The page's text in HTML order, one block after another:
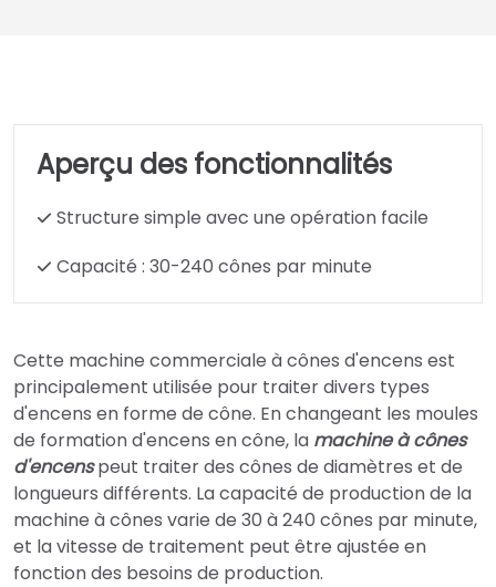
Aperçu des fonctionnalités
Structure simple avec une opération facile
Capacité : 30-240 cônes par minute
Cette machine commerciale à cônes d'encens est
principalement utilisée pour traiter divers types
d'encens en forme de cône. En changeant les moules
de formation d'encens en cône, la machine à cônes
d'encenspeut traiter des cônes de diamètres et de
longueurs différents. La capacité de production de la
machine à cônes varie de 30 à 240 cônes par minute,
et la vitesse de traitement peut être ajustée en
fonction des besoins de production.